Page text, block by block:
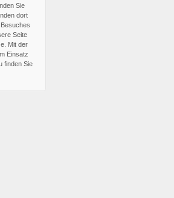
Sie
dort
Seite
Mit der
Einsatz
finden Sie